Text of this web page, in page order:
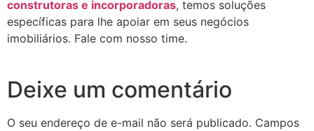
construtoras e incorporadoras, temos soluções
específicas para lhe apoiar em seus negócios
imobiliários. Fale com nosso time.
Deixe um comentário
O seu endereço de e-mail não será publicado. Campos